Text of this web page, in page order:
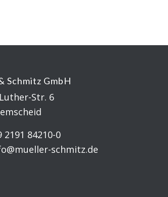
Schmitz GmbH
Str. 6
2191 84210-0
schmitz.de